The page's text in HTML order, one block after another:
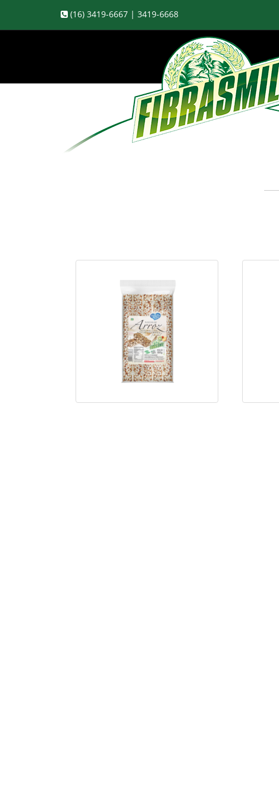
(16) 3419-6667 | 3419-6668
Flocos Arroz Integral
c/Açúcar Orgânico
Ver foto Saiba mais